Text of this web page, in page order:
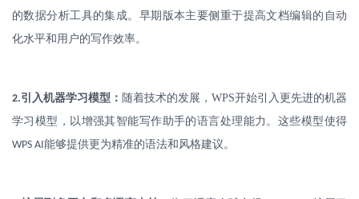
的数据分析工具的集成。早期版本主要侧重于提高文档编辑的自动
化水平和用户的写作效率。
2.引入机器学习模型： 随着技术的发展， WPS开始引入更先进的机器
学习模型，以增强其智能写作助手的语言处理能力。这些模型使得
WPS AI 能够提供更为精准的语法和风格建议。